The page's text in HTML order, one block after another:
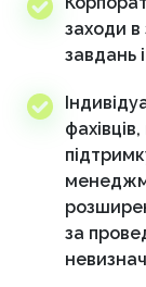
заходи в
завдань
за